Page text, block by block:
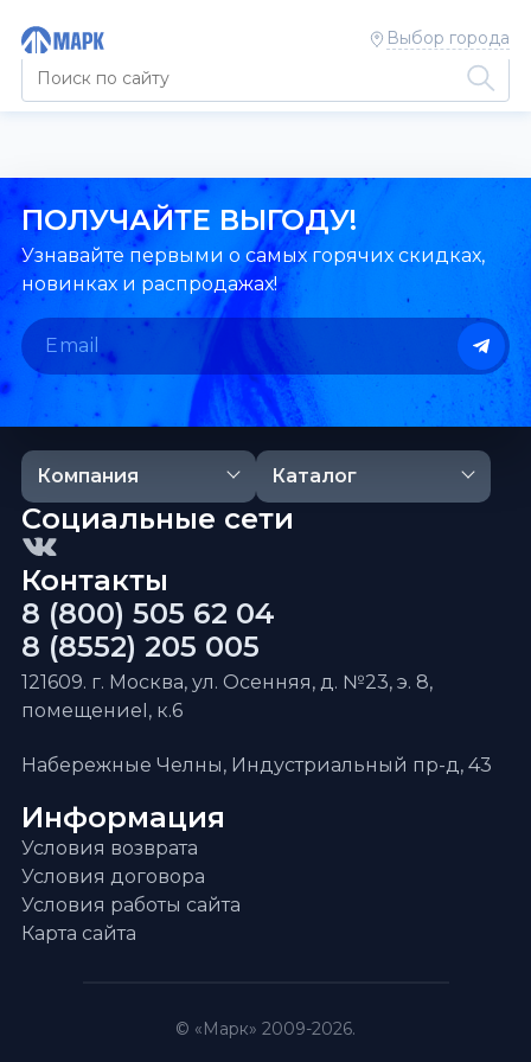
Выбор города
ПОЛУЧАЙТЕ ВЫГОДУ!
Узнавайте первыми о самых горячих скидках,
новинках и распродажах!
Компания Каталог
Информация
Условия возврата
Условия договора
Условия работы сайта
Карта сайта
Контакты
8 (800) 505 62 04
8 (8552) 205 005
121609. г. Москва, ул. Осенняя, д. №23, э. 8,
помещениеI, к.6
Набережные Челны, Индустриальный пр-д, 43
Социальные сети
© «Марк» 2009-2026.